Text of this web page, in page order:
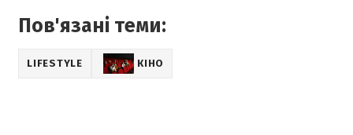
Пов'язані теми:
LIFESTYLE КІНО